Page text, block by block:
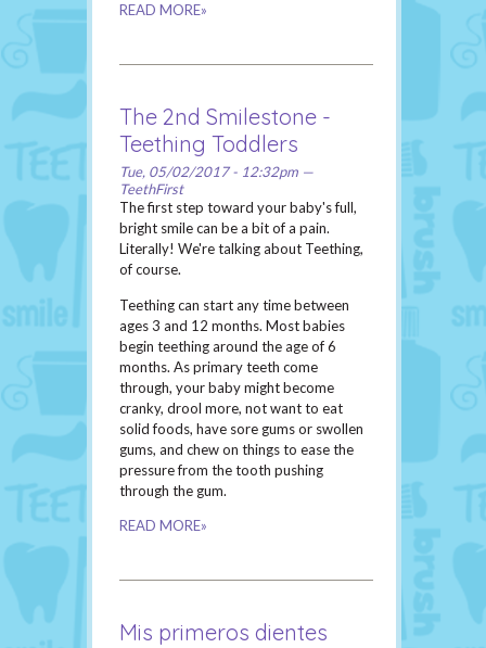
READ MORE»
The 2nd Smilestone -
Teething Toddlers
Tue, 05/02/2017 - 12:32pm —
TeethFirst
The first step toward your baby's full,
bright smile can be a bit of a pain.
Literally! We're talking about Teething,
of course.
Teething can start any time between
ages 3 and 12 months. Most babies
begin teething around the age of 6
months. As primary teeth come
through, your baby might become
cranky, drool more, not want to eat
solid foods, have sore gums or swollen
gums, and chew on things to ease the
pressure from the tooth pushing
through the gum.
READ MORE»
Mis primeros dientes